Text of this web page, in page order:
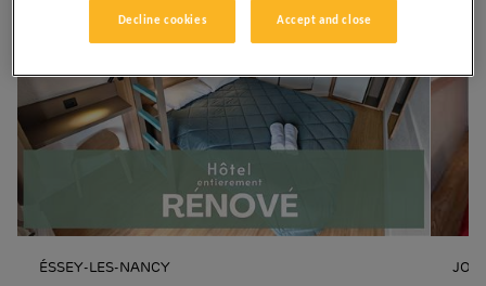
ÉSSEY-LES-NANCY
Decline cookies Accept and close